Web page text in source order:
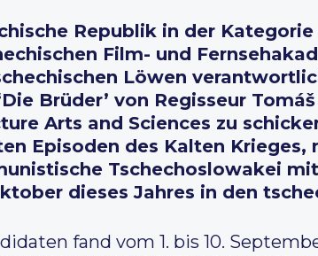
Republik in der Kategorie
Film- und
Löwen
Brüder’ von Regisseur
Arts and Sciences zu
Episoden des Kalten Krieges,
Tschechoslowakei
dieses Jahres in den
fand vom 1. bis 10.